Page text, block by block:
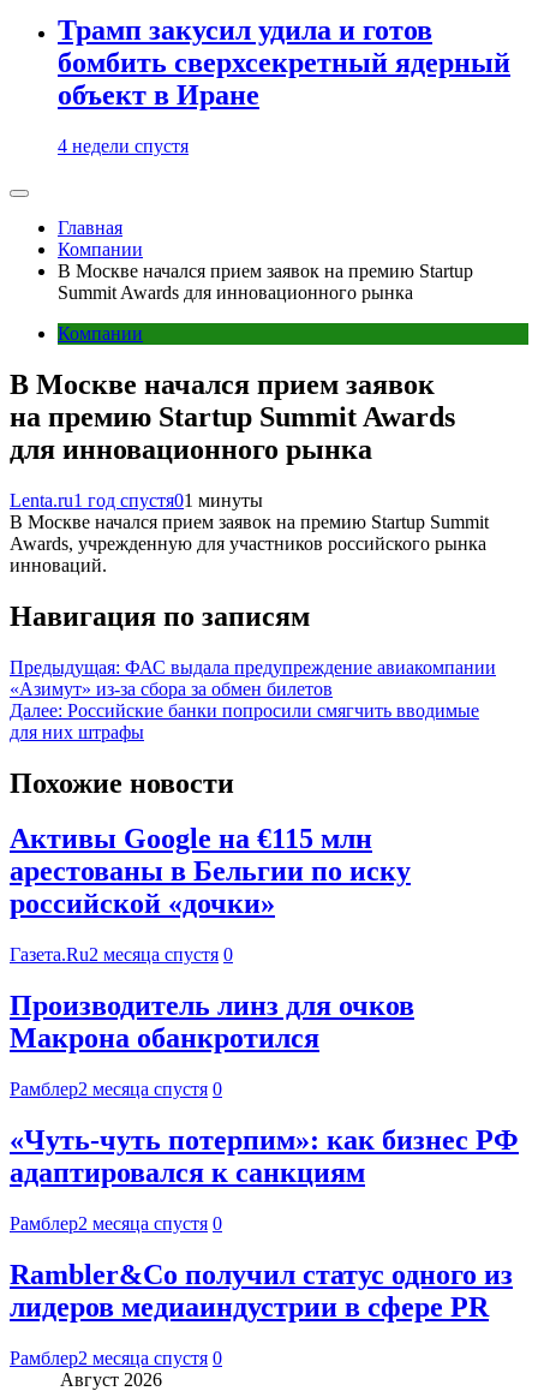
Трамп закусил удила и готов
бомбить сверхсекретный ядерный
объект в Иране
4 недели спустя
Главная
Компании
В Москве начался прием заявок на премию Startup
Summit Awards для инновационного рынка
Компании
В Москве начался прием заявок
на премию Startup Summit Awards
для инновационного рынка
Lenta.ru1 год спустя01 минуты
В Москве начался прием заявок на премию Startup Summit
Awards, учрежденную для участников российского рынка
инноваций.
Навигация по записям
Предыдущая: ФАС выдала предупреждение авиакомпании
«Азимут» из-за сбора за обмен билетов
Далее: Российские банки попросили смягчить вводимые
для них штрафы
Похожие новости
Активы Google на €115 млн
арестованы в Бельгии по иску
российской «дочки»
Газета.Ru2 месяца спустя 0
Производитель линз для очков
Макрона обанкротился
Рамблер2 месяца спустя 0
«Чуть-чуть потерпим»: как бизнес РФ
адаптировался к санкциям
Рамблер2 месяца спустя 0
Rambler&Co получил статус одного из
лидеров медиаиндустрии в сфере PR
Рамблер2 месяца спустя 0
Август 2026